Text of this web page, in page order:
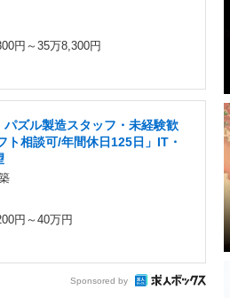
円～35万8,300円
パズル製造スタッフ・未経験歓
ト相談可/年間休日125日」IT・
円～40万円
Sponsored by